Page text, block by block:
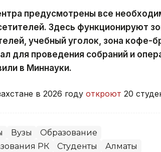
предусмотрены все
Здесь функционируют
учебный уголок, зона кофе-
для проведения собраний и
в Миннауки.
в 2026 году откроют 20
Вузы
Образование
РК
Студенты Алматы